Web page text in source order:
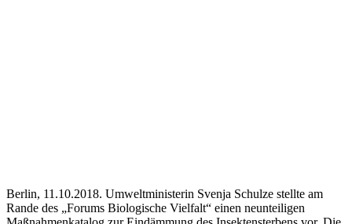
Berlin, 11.10.2018. Umweltministerin Svenja Schulze stellte am
Rande des „Forums Biologische Vielfalt“ einen neunteiligen